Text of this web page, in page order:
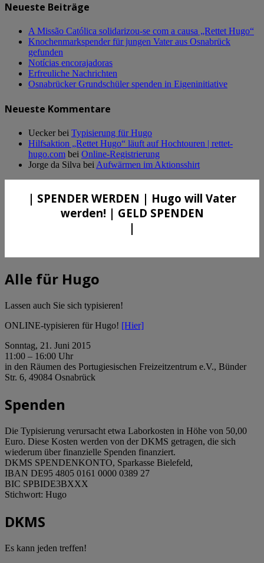
Neueste Beiträge
A Missão Católica solidarizou-se com a causa „Rettet Hugo“
Knochenmarkspender für jungen Vater aus Osnabrück
gefunden
Notícias encorajadoras
Erfreuliche Nachrichten
Osnabrücker Grundschüler spenden in Eigeninitiative
Neueste Kommentare
Uecker bei Typisierung für Hugo
Hilfsaktion „Rettet Hugo“ läuft auf Hochtouren | rettet-
hugo.com bei Online-Registrierung
Jorge da Silva bei Aufwärmen im Aktionsshirt
| SPENDER WERDEN | Hugo will Vater
werden! | GELD SPENDEN
|
Alle für Hugo
Lassen auch Sie sich typisieren!
ONLINE-typisieren für Hugo! [Hier]
Sonntag, 21. Juni 2015
11:00 – 16:00 Uhr
in den Räumen des Portugiesischen Freizeitzentrum e.V., Bünder
Str. 6, 49084 Osnabrück
Spenden
Die Typisierung verursacht etwa Laborkosten in Höhe von 50,00
Euro. Diese Kosten werden von der DKMS getragen, die sich
wiederum über finanzielle Spenden finanziert.
DKMS SPENDENKONTO, Sparkasse Bielefeld,
IBAN DE95 4805 0161 0000 0389 27
BIC SPBIDE3BXXX
Stichwort: Hugo
DKMS
Es kann jeden treffen!